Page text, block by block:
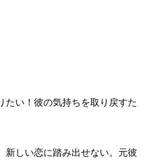
たい！彼の気持ちを取り戻すた
新しい恋に踏み出せない。元彼